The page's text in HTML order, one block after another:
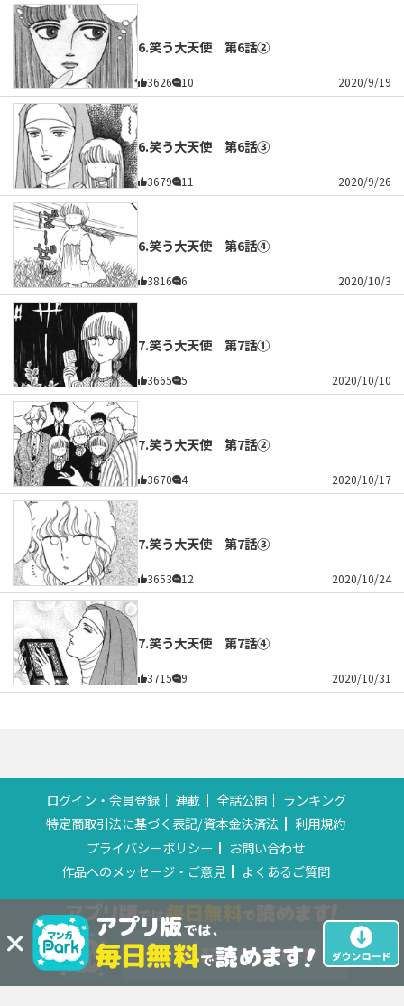
6.笑う大天使 第6話②
3626 10 2020/9/19
6.笑う大天使 第6話③
3679 11 2020/9/26
6.笑う大天使 第6話④
3816 6 2020/10/3
7.笑う大天使 第7話①
3665 5 2020/10/10
7.笑う大天使 第7話②
3670 4 2020/10/17
7.笑う大天使 第7話③
3653 12 2020/10/24
7.笑う大天使 第7話④
3715 9 2020/10/31
ログイン・会員登録 連載 全話公開
ランキング
特定商取引法に基づく表記/資本金決済法
利用規約
プライバシーポリシー
お問い合わせ
作品へのメッセージ・ご意見
よくあるご質問